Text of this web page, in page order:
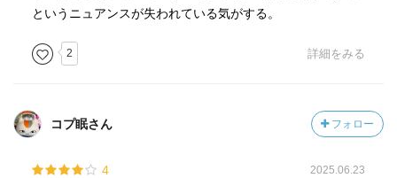
というニュアンスが失われている気がする。
2 詳細をみる
コプ眠さん フォロー
4 2025.06.23